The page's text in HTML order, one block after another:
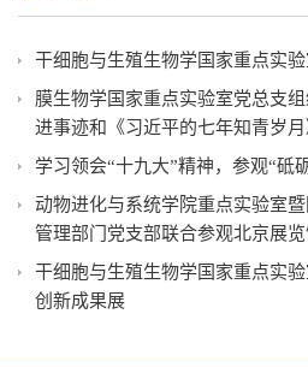
干细胞与生殖生物学国家重点实
膜生物学国家重点实验室党总支
进事迹和《习近平的七年知青岁
学习领会“十九大”精神，参观“砥
动物进化与系统学院重点实验室
管理部门党支部联合参观北京展
干细胞与生殖生物学国家重点实
创新成果展